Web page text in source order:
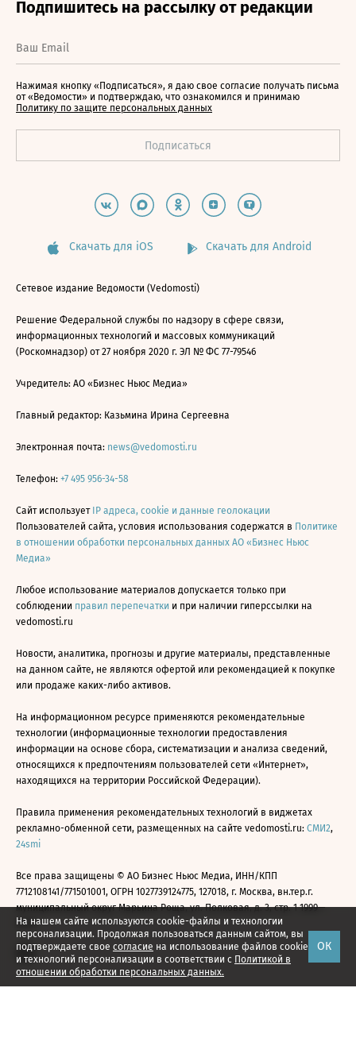
На нашем сайте используются cookie-файлы и технологии
персонализации. Продолжая пользоваться данным сайтом, вы
подтверждаете свое согласие на использование файлов cookie
и технологий персонализации в соответствии с Политикой в
отношении обработки персональных данных.
ОК
Нажимая кнопку «Подписаться», я даю свое согласие получать письма
от «Ведомости» и подтверждаю, что ознакомился и принимаю
Политику по защите персональных данных
Скачать для iOS Скачать для Android
Сетевое издание Ведомости (Vedomosti)
Решение Федеральной службы по надзору в сфере связи,
информационных технологий и массовых коммуникаций
(Роскомнадзор) от 27 ноября 2020 г. ЭЛ № ФС 77-79546
Учредитель: АО «Бизнес Ньюс Медиа»
Главный редактор: Казьмина Ирина Сергеевна
Электронная почта: news@vedomosti.ru
Телефон: +7 495 956-34-58
Сайт использует IP адреса, cookie и данные геолокации
Пользователей сайта, условия использования содержатся в Политике
в отношении обработки персональных данных АО «Бизнес Ньюс
Медиа»
Любое использование материалов допускается только при
соблюдении правил перепечатки и при наличии гиперссылки на
vedomosti.ru
Новости, аналитика, прогнозы и другие материалы, представленные
на данном сайте, не являются офертой или рекомендацией к покупке
или продаже каких-либо активов.
На информационном ресурсе применяются рекомендательные
технологии (информационные технологии предоставления
информации на основе сбора, систематизации и анализа сведений,
относящихся к предпочтениям пользователей сети «Интернет»,
находящихся на территории Российской Федерации).
Правила применения рекомендательных технологий в виджетах
рекламно-обменной сети, размещенных на сайте vedomosti.ru: СМИ2,
24smi
Все права защищены © АО Бизнес Ньюс Медиа, ИНН/КПП
7712108141/771501001, ОГРН 1027739124775, 127018, г. Москва, вн.тер.г.
муниципальный округ Марьина Роща, ул. Полковая, д. 3, стр. 1 1999—
2026